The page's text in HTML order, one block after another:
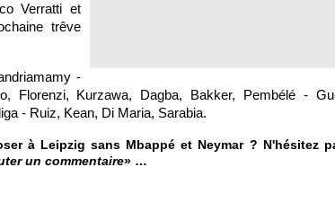
Verratti et
trêve
-
Florenzi, Kurzawa, Dagba, Bakker, Pembélé -
- Ruiz, Kean, Di Maria, Sarabia.
à Leipzig sans Mbappé et Neymar ? N'hésitez
un commentaire» …